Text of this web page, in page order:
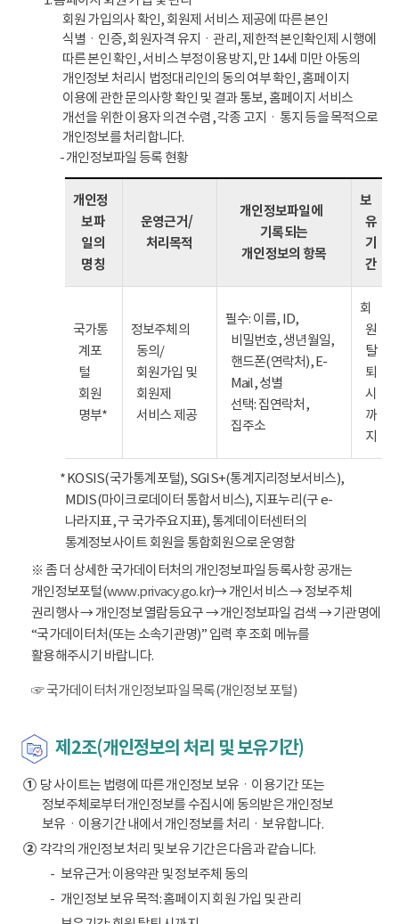
회원 가입의사 확인, 회원제 서비스 제공에 따른 본인
식별ㆍ인증, 회원자격 유지ㆍ관리, 제한적 본인확인제 시행에
따른 본인 확인, 서비스 부정이용 방지, 만 14세 미만 아동의
개인정보 처리시 법정대리인의 동의 여부 확인, 홈페이지
이용에 관한 문의사항 확인 및 결과 통보, 홈페이지 서비스
개선을 위한 이용자 의견 수렴, 각종 고지ㆍ통지 등을 목적으로
개인정보를 처리합니다.
- 개인정보파일 등록 현황
개인정
보파
일의
명칭
운영근거/
처리목적
개인정보파일에
기록되는
개인정보의 항목
보
유
기
간
국가통
계포
털
회원
명부*
정보주체의
동의/
회원가입 및
회원제
서비스 제공
필수: 이름, ID,
비밀번호, 생년월일,
핸드폰(연락처), E-
Mail, 성별
선택: 집연락처,
집주소
회
원
탈
퇴
시
까
지
* KOSIS(국가통계포털), SGIS+(통계지리정보서비스),
MDIS(마이크로데이터 통합서비스), 지표누리(구 e-
나라지표, 구 국가주요지표), 통계데이터센터의
통계정보사이트 회원을 통합회원으로 운영함
※ 좀 더 상세한 국가데이터처의 개인정보파일 등록사항 공개는
개인정보포털(www.privacy.go.kr)→ 개인서비스 → 정보주체
권리행사 → 개인정보 열람등요구 → 개인정보파일 검색 → 기관명에
“국가데이터처(또는 소속기관명)” 입력 후 조회 메뉴를
활용해주시기 바랍니다.
☞ 국가데이터처 개인정보파일 목록(개인정보 포털)
제2조(개인정보의 처리 및 보유기간)
①당 사이트는 법령에 따른 개인정보 보유ㆍ이용기간 또는
정보주체로부터 개인정보를 수집시에 동의받은 개인정보
보유ㆍ이용기간 내에서 개인정보를 처리ㆍ보유합니다.
②각각의 개인정보 처리 및 보유 기간은 다음과 같습니다.
보유근거: 이용약관 및 정보주체 동의
개인정보 보유 목적: 홈페이지 회원 가입 및 관리